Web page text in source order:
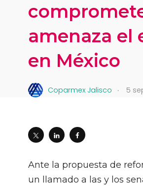
amenaza el
en México
Coparmex Jalisco . 5
Ante la propuesta de
un llamado a las y los